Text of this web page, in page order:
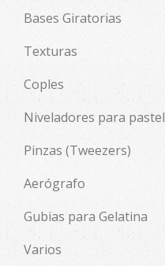
Bases Giratorias
Texturas
Coples
Niveladores para pastel
Pinzas (Tweezers)
Aerógrafo
Gubias para Gelatina
Varios